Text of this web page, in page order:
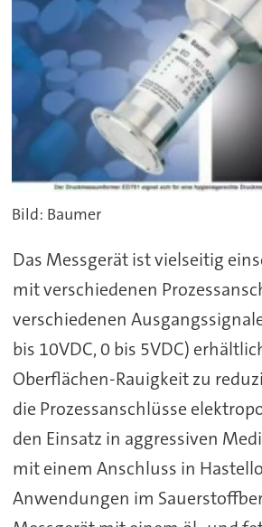
Bild: Baumer
Das Messgerät ist vielseitig
mit verschiedenen
verschiedenen
bis 10VDC, 0 bis 5VDC)
Oberflächen-Rauigkeit zu
die Prozessanschlüsse
den Einsatz in aggressiven
mit einem Anschluss in
Anwendungen im